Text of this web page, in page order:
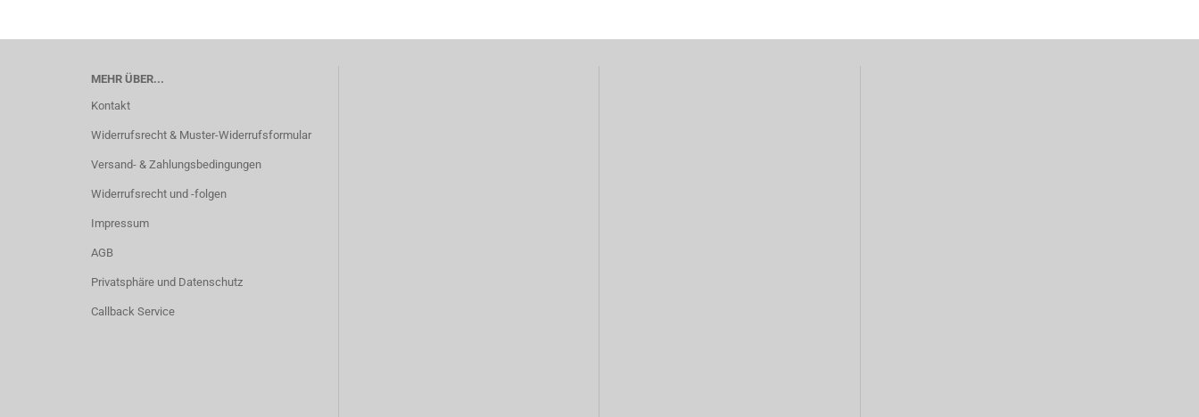
MEHR ÜBER...
Kontakt
Widerrufsrecht & Muster-Widerrufsformular
Versand- & Zahlungsbedingungen
Widerrufsrecht und -folgen
Impressum
AGB
Privatsphäre und Datenschutz
Callback Service